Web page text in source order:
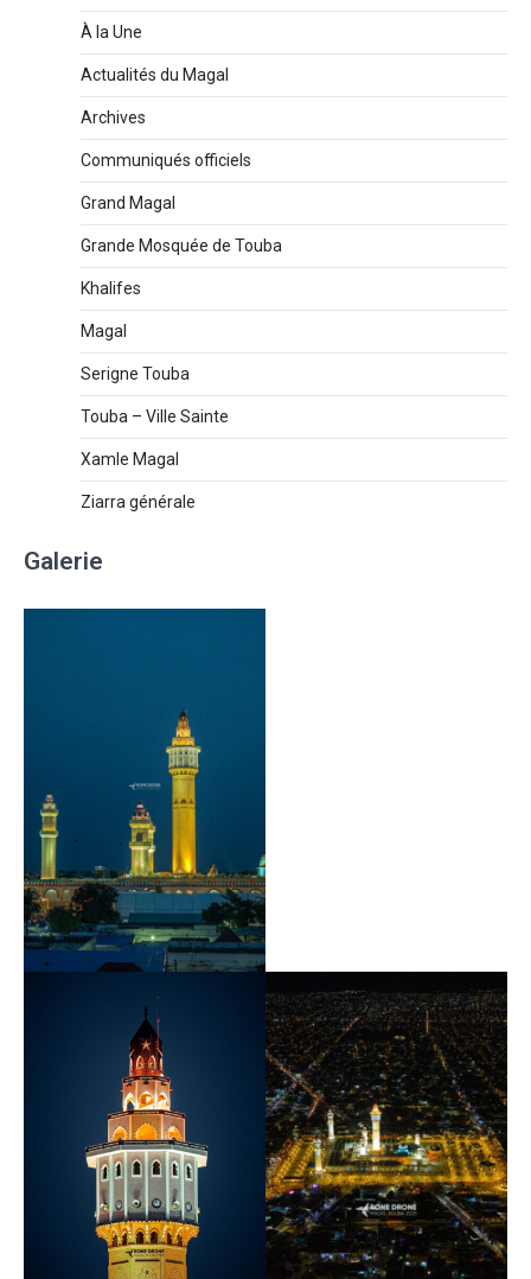
À la Une
Actualités du Magal
Archives
Communiqués officiels
Grand Magal
Grande Mosquée de Touba
Khalifes
Magal
Serigne Touba
Touba – Ville Sainte
Xamle Magal
Ziarra générale
Galerie